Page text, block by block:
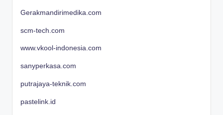
Gerakmandirimedika.com
scm-tech.com
www.vkool-indonesia.com
sanyperkasa.com
putrajaya-teknik.com
pastelink.id